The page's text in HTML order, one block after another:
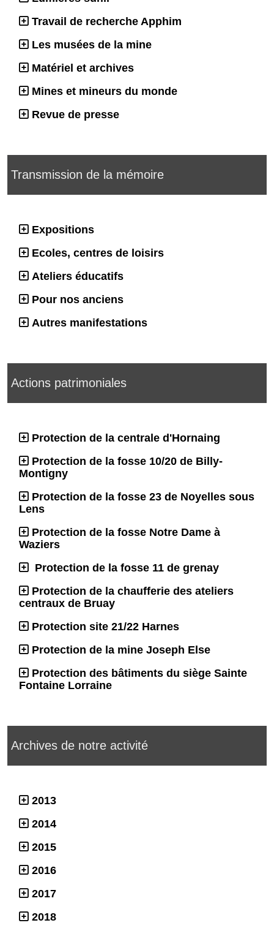
Travail de recherche Apphim
Les musées de la mine
Matériel et archives
Mines et mineurs du monde
Revue de presse
Transmission de la mémoire
Expositions
Ecoles, centres de loisirs
Ateliers éducatifs
Pour nos anciens
Autres manifestations
Actions patrimoniales
Protection de la centrale d'Hornaing
Protection de la fosse 10/20 de Billy-
Montigny
Protection de la fosse 23 de Noyelles sous
Lens
Protection de la fosse Notre Dame à
Waziers
Protection de la fosse 11 de grenay
Protection de la chaufferie des ateliers
centraux de Bruay
Protection site 21/22 Harnes
Protection de la mine Joseph Else
Protection des bâtiments du siège Sainte
Fontaine Lorraine
Archives de notre activité
2013
2014
2015
2016
2017
2018